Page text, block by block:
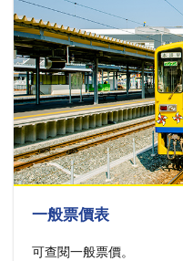
一般票價表
可查閱一般票價。